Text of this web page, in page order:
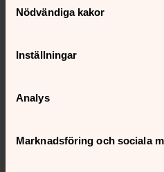
Nödvändiga kakor
Inställningar
Analys
Marknadsföring och sociala
församling?